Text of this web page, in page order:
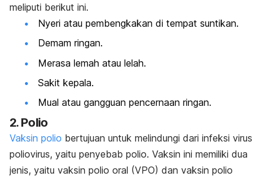
meliputi berikut ini.
Nyeri atau pembengkakan di tempat suntikan.
Demam ringan.
Merasa lemah atau lelah.
Sakit kepala.
Mual atau gangguan pencernaan ringan.
2. Polio
Vaksin polio bertujuan untuk melindungi dari infeksi virus
poliovirus, yaitu penyebab polio. Vaksin ini memiliki dua
jenis, yaitu vaksin polio oral (VPO) dan vaksin polio